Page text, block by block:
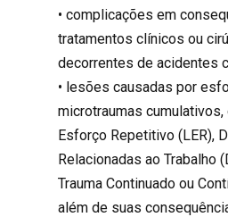
• complicações em
tratamentos clínicos ou
decorrentes de acidentes
• lesões causadas por
microtraumas
Esforço Repetitivo (LER),
Relacionadas ao Trabalho
Trauma Continuado ou
além de suas